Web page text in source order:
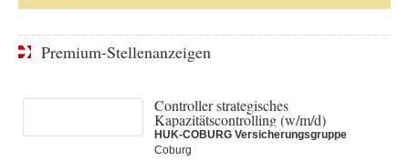
Premium-Stellenanzeigen
Controller strategisches
Kapazitätscontrolling (w/m/d)
HUK-COBURG Versicherungsgruppe
Coburg